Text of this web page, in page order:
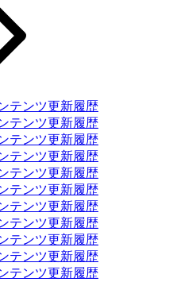
テンツ更新履歴
テンツ更新履歴
テンツ更新履歴
テンツ更新履歴
テンツ更新履歴
テンツ更新履歴
テンツ更新履歴
テンツ更新履歴
テンツ更新履歴
テンツ更新履歴
テンツ更新履歴